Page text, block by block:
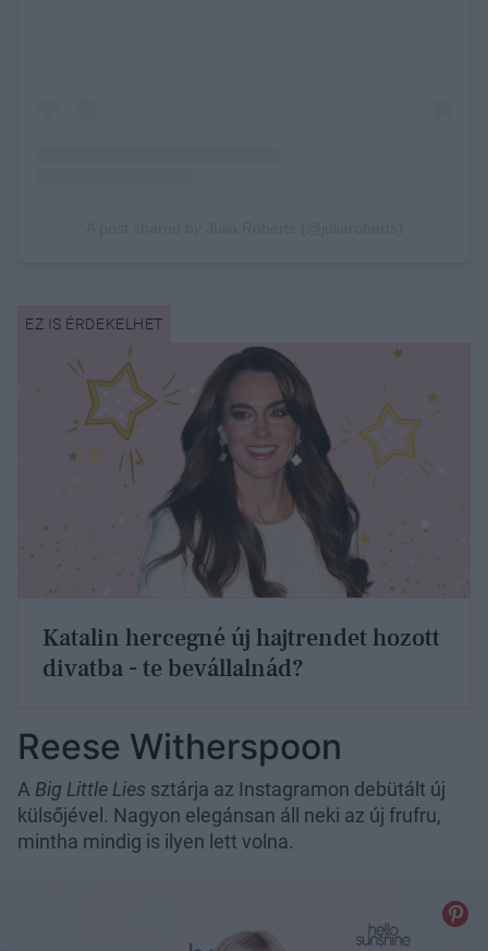
Katalin hercegné új hajtrendet hozott
divatba - te bevállalnád?
Reese Witherspoon
A Big Little Lies sztárja az Instagramon debütált új
külsőjével. Nagyon elegánsan áll neki az új frufru,
mintha mindig is ilyen lett volna.